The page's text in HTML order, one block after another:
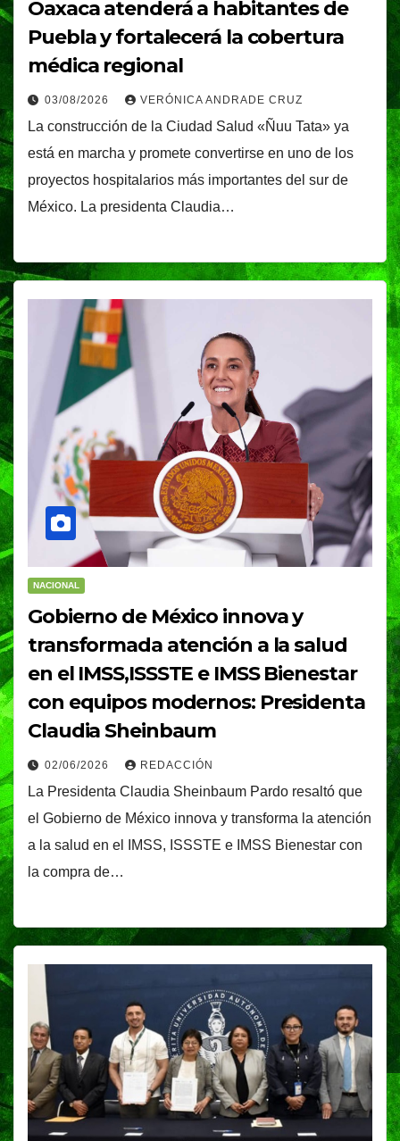
Oaxaca atenderá a habitantes de
Puebla y fortalecerá la cobertura
médica regional
03/08/2026 VERÓNICA ANDRADE CRUZ
La construcción de la Ciudad Salud «Ñuu Tata» ya
está en marcha y promete convertirse en uno de los
proyectos hospitalarios más importantes del sur de
México. La presidenta Claudia…
NACIONAL
Gobierno de México innova y
transformada atención a la salud
en el IMSS,ISSSTE e IMSS Bienestar
con equipos modernos: Presidenta
Claudia Sheinbaum
02/06/2026 REDACCIÓN
La Presidenta Claudia Sheinbaum Pardo resaltó que
el Gobierno de México innova y transforma la atención
a la salud en el IMSS, ISSSTE e IMSS Bienestar con
la compra de…